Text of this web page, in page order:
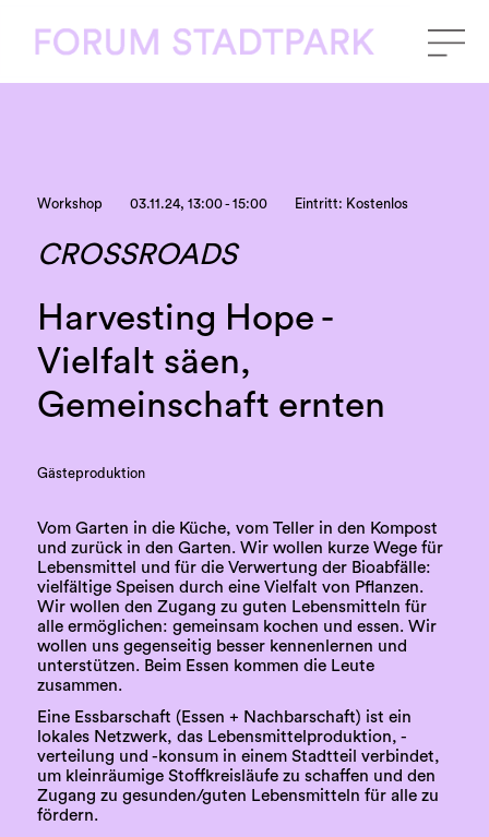
Workshop 03.11.24, 13:00 - 15:00 Eintritt: Kostenlos
CROSSROADS
Harvesting Hope -
Vielfalt säen,
Gemeinschaft ernten
Gästeproduktion
Vom Garten in die Küche, vom Teller in den Kompost
und zurück in den Garten. Wir wollen kurze Wege für
Lebensmittel und für die Verwertung der Bioabfälle:
vielfältige Speisen durch eine Vielfalt von Pflanzen.
Wir wollen den Zugang zu guten Lebensmitteln für
alle ermöglichen: gemeinsam kochen und essen. Wir
wollen uns gegenseitig besser kennenlernen und
unterstützen. Beim Essen kommen die Leute
zusammen.
Eine Essbarschaft (Essen + Nachbarschaft) ist ein
lokales Netzwerk, das Lebensmittelproduktion, -
verteilung und -konsum in einem Stadtteil verbindet,
um kleinräumige Stoffkreisläufe zu schaffen und den
Zugang zu gesunden/guten Lebensmitteln für alle zu
fördern.